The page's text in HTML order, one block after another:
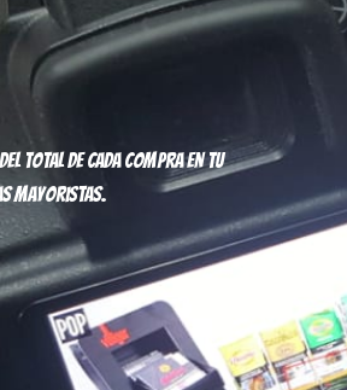
total de cada compra en tu
mayoristas.